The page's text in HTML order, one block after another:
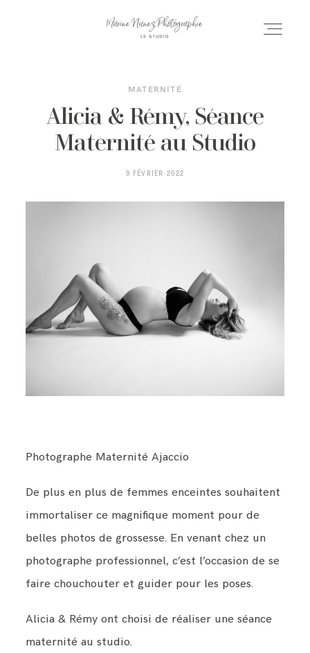
ACCUEIL
INFOS
MATERNITÉ
Alicia & Rémy, Séance
Maternité au Studio
9 FÉVRIER 2022
Photographe Maternité Ajaccio
De plus en plus de femmes enceintes souhaitent
immortaliser ce magnifique moment pour de
belles photos de grossesse. En venant chez un
photographe professionnel, c’est l’occasion de se
faire chouchouter et guider pour les poses.
Alicia & Rémy ont choisi de réaliser une séance
maternité au studio.